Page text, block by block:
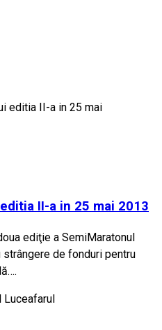
II-a in 25 mai 2013
ediţie a SemiMaratonul
de fonduri pentru